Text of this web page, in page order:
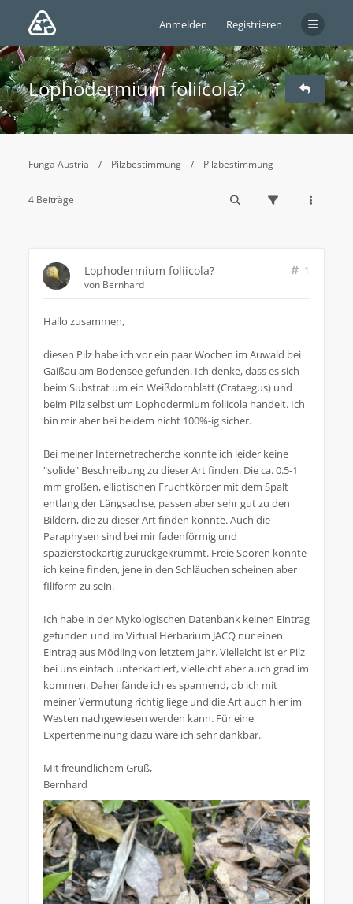
Anmelden Registrieren
Lophodermium foliicola?
Funga Austria Pilzbestimmung Pilzbestimmung
4 Beiträge
Lophodermium foliicola?
1
von Bernhard
Hallo zusammen,
diesen Pilz habe ich vor ein paar Wochen im Auwald bei
Gaißau am Bodensee gefunden. Ich denke, dass es sich
beim Substrat um ein Weißdornblatt (Crataegus) und
beim Pilz selbst um Lophodermium foliicola handelt. Ich
bin mir aber bei beidem nicht 100%-ig sicher.
Bei meiner Internetrecherche konnte ich leider keine
"solide" Beschreibung zu dieser Art finden. Die ca. 0.5-1
mm großen, elliptischen Fruchtkörper mit dem Spalt
entlang der Längsachse, passen aber sehr gut zu den
Bildern, die zu dieser Art finden konnte. Auch die
Paraphysen sind bei mir fadenförmig und
spazierstockartig zurückgekrümmt. Freie Sporen konnte
ich keine finden, jene in den Schläuchen scheinen aber
filiform zu sein.
Ich habe in der Mykologischen Datenbank keinen Eintrag
gefunden und im Virtual Herbarium JACQ nur einen
Eintrag aus Mödling von letztem Jahr. Vielleicht ist er Pilz
bei uns einfach unterkartiert, vielleicht aber auch grad im
kommen. Daher fände ich es spannend, ob ich mit
meiner Vermutung richtig liege und die Art auch hier im
Westen nachgewiesen werden kann. Für eine
Expertenmeinung dazu wäre ich sehr dankbar.
Mit freundlichem Gruß,
Bernhard